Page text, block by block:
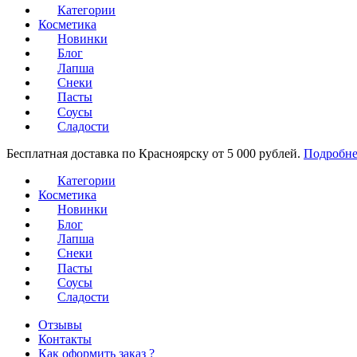
Категории
Косметика
Новинки
Блог
Лапша
Снеки
Пасты
Соусы
Сладости
Бесплатная доставка по Красноярску от 5 000 рублей.
Категории
Косметика
Новинки
Блог
Лапша
Снеки
Пасты
Соусы
Сладости
Отзывы
Контакты
Как оформить заказ ?